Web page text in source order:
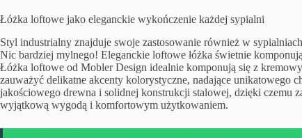
Łóżka loftowe jako eleganckie wykończenie każdej sypialni
Styl industrialny znajduje swoje zastosowanie również w
Nic bardziej mylnego! Eleganckie loftowe łóżka świetnie
Łóżka loftowe od Mobler Design idealnie komponują się z
zauważyć delikatne akcenty kolorystyczne, nadające unikatowego
jakościowego drewna i solidnej konstrukcji stalowej, dzięki czemu
wyjątkową wygodą i komfortowym użytkowaniem.